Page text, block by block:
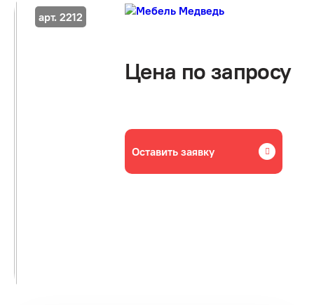
арт. 2212
Цена по запросу
Оставить заявку